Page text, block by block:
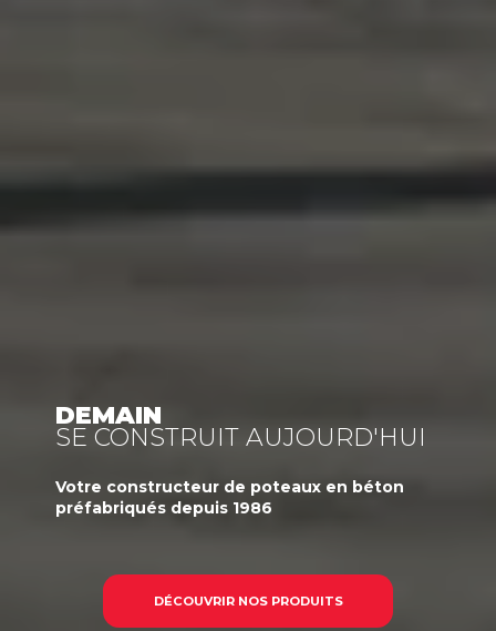
DEMAIN
SE CONSTRUIT AUJOURD'HUI
Votre constructeur de poteaux en béton
préfabriqués depuis 1986
DÉCOUVRIR NOS PRODUITS